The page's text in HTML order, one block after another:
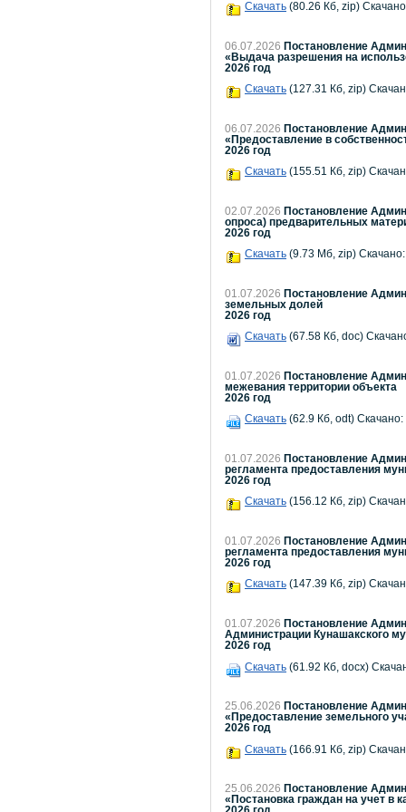
Скачать (80.26 Кб, zip)
06.07.2026 Постановление
«Выдача разрешения на
2026 год
Скачать (127.31 Кб, zip)
06.07.2026 Постановление
«Предоставление в
2026 год
Скачать (155.51 Кб, zip)
02.07.2026 Постановление
опроса) предварительных
2026 год
Скачать (9.73 Мб, zip) Скачано:
01.07.2026 Постановление
земельных долей
2026 год
Скачать (67.58 Кб, doc)
01.07.2026 Постановление
межевания территории объекта
2026 год
Скачать (62.9 Кб, odt) Скачано:
01.07.2026 Постановление
регламента предоставления
2026 год
Скачать (156.12 Кб, zip)
01.07.2026 Постановление
регламента предоставления
2026 год
Скачать (147.39 Кб, zip)
01.07.2026 Постановление
Администрации Кунашакского
2026 год
Скачать (61.92 Кб, docx)
25.06.2026 Постановление
«Предоставление земельного
2026 год
Скачать (166.91 Кб, zip)
25.06.2026 Постановление
«Постановка граждан на учет в